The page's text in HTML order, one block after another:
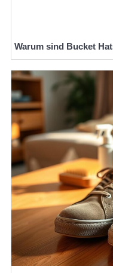
Warum sind Bucket